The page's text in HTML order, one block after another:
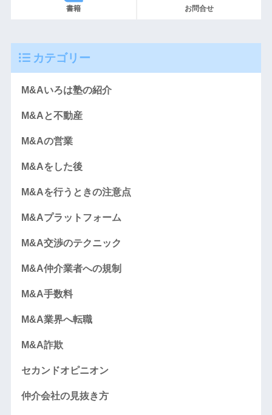
書籍 お問合せ
カテゴリー
M&Aいろは塾の紹介
M&Aと不動産
M&Aの営業
M&Aをした後
M&Aを行うときの注意点
M&Aプラットフォーム
M&A交渉のテクニック
M&A仲介業者への規制
M&A手数料
M&A業界へ転職
M&A詐欺
セカンドオピニオン
仲介会社の見抜き方